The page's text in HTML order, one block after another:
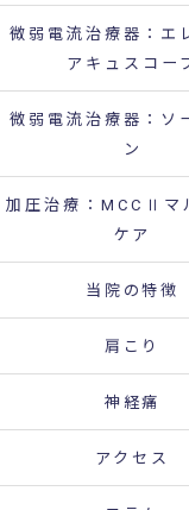
微弱電流治療器：エ
アキュスコー
微弱電流治療器：ソ
ン
加圧治療：MCCⅡマ
ケア
当院の特徴
肩こり
神経痛
アクセス